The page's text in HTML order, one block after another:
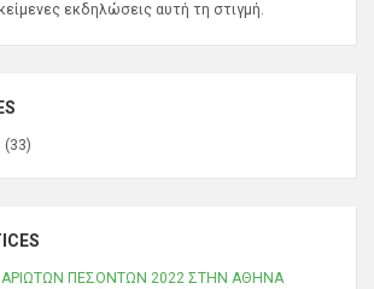
εκδηλώσεις αυτή τη στιγμή.
(33)
ΠΕΣΟΝΤΩΝ 2022 ΣΤΗΝ ΑΘΗΝΑ